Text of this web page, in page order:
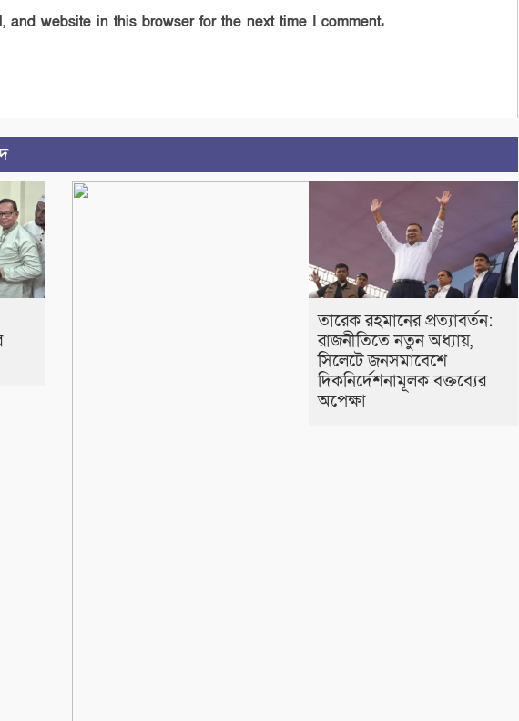
and website in this browser for the next time I comment.
তারেক রহমানের প্রত্যাবর্তন:
রাজনীতিতে নতুন অধ্যায়,
সিলেটে জনসমাবেশে
দিকনির্দেশনামূলক বক্তব্যের
অপেক্ষা